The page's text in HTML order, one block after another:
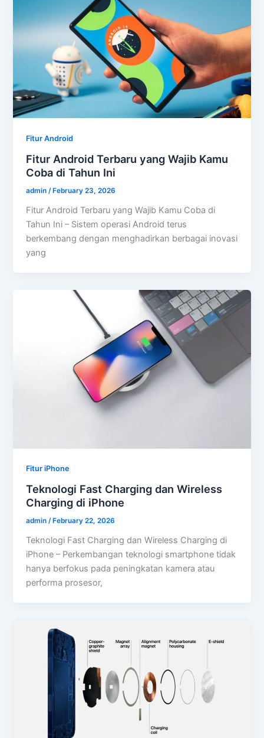
Fitur Android
Fitur Android Terbaru yang Wajib Kamu
Coba di Tahun Ini
admin/ February 23, 2026
Fitur Android Terbaru yang Wajib Kamu Coba di
Tahun Ini – Sistem operasi Android terus
berkembang dengan menghadirkan berbagai inovasi
yang
Fitur iPhone
Teknologi Fast Charging dan Wireless
Charging di iPhone
admin/ February 22, 2026
Teknologi Fast Charging dan Wireless Charging di
iPhone – Perkembangan teknologi smartphone tidak
hanya berfokus pada peningkatan kamera atau
performa prosesor,